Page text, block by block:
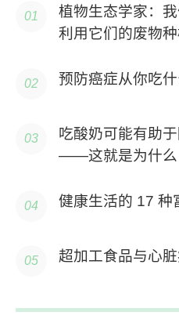
植物生态学家：
利用它们的废物
预防癌症从你吃
吃酸奶可能有助
——这就是为什么
健康生活的 17 种
超加工食品与心